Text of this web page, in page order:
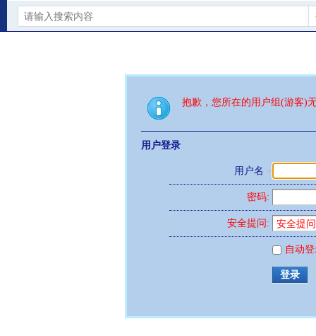
抱歉，您所在的用户组(游客)
用户登录
用户名
密码:
安全提问:
自动
登录